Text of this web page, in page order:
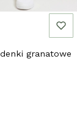
granatowe